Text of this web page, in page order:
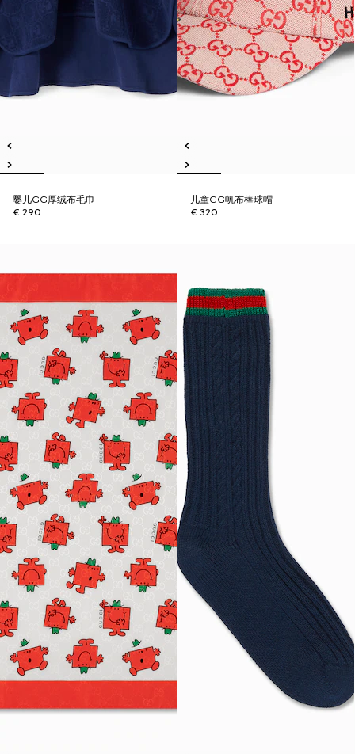
婴儿GG厚绒布毛巾
€ 290
儿童GG帆布棒球帽
€ 320